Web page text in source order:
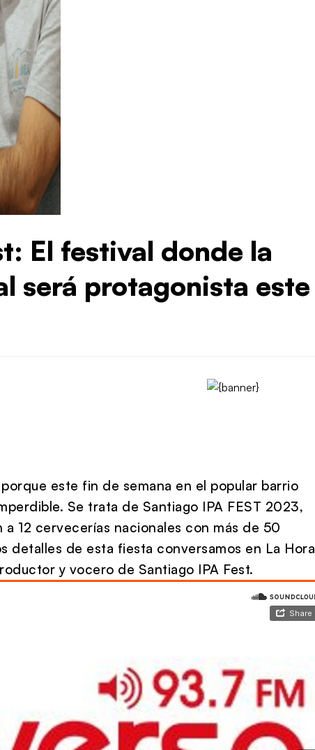
El festival donde la
será protagonista este
este fin de semana en el popular barrio
Se trata de Santiago IPA FEST 2023,
a 12 cervecerías nacionales con más de 50
detalles de esta fiesta conversamos en La Hora
y vocero de Santiago IPA Fest.